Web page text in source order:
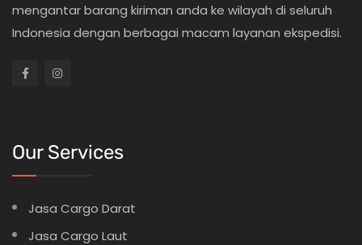
mengantar barang kiriman anda ke wilayah di seluruh
Indonesia dengan berbagai macam layanan ekspedisi.
Our Services
Jasa Cargo Darat
Jasa Cargo Laut